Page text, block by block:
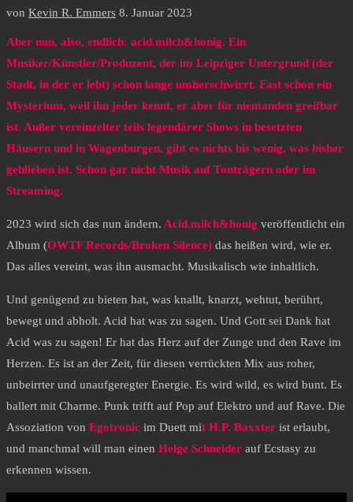
von Kevin R. Emmers 8. Januar 2023
Aber nun, also, endlich: acid.milch&honig. Ein
Musiker/Künstler/Produzent, der im Leipziger Untergrund (der
Stadt, in der er lebt) schon lange umherschwirrt. Fast schon ein
Mysterium, weil ihn jeder kennt, er aber für niemanden greifbar
ist. Außer vereinzelter teils legendärer Shows in besetzten
Häusern und in Wagenburgen, gibt es nichts bis wenig, was bisher
geblieben ist. Schon gar nicht Musik auf Tonträgern oder im
Streaming.
2023 wird sich das nun ändern. Acid.milch&honig veröffentlicht ein
Album (OWTF Records/Broken Silence) das heißen wird, wie er.
Das alles vereint, was ihn ausmacht. Musikalisch wie inhaltlich.
Und genügend zu bieten hat, was knallt, knarzt, wehtut, berührt,
bewegt und abholt. Acid hat was zu sagen. Und Gott sei Dank hat
Acid was zu sagen! Er hat das Herz auf der Zunge und den Rave im
Herzen. Es ist an der Zeit, für diesen verrückten Mix aus roher,
unbeirrter und unaufgeregter Energie. Es wird wild, es wird bunt. Es
ballert mit Charme. Punk trifft auf Pop auf Elektro und auf Rave. Die
Assoziation von Egotronic im Duett mit H.P. Baxxter ist erlaubt,
und manchmal will man einen Helge Schneider auf Ecstasy zu
erkennen wissen.